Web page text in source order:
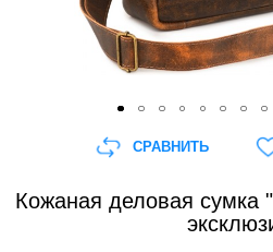
Кожаная деловая сумка
СРАВНИТЬ